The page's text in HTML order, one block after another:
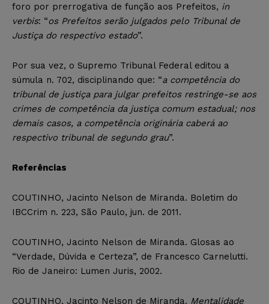
foro por prerrogativa de função aos Prefeitos, in
verbis: “os Prefeitos serão julgados pelo Tribunal de
Justiça do respectivo estado”.
Por sua vez, o Supremo Tribunal Federal editou a
súmula n. 702, disciplinando que: “a competência do
tribunal de justiça para julgar prefeitos restringe-se aos
crimes de competência da justiça comum estadual; nos
demais casos, a competência originária caberá ao
respectivo tribunal de segundo grau”.
Referências
COUTINHO, Jacinto Nelson de Miranda. Boletim do
IBCCrim n. 223, São Paulo, jun. de 2011.
COUTINHO, Jacinto Nelson de Miranda. Glosas ao
“Verdade, Dúvida e Certeza”, de Francesco Carnelutti.
Rio de Janeiro: Lumen Juris, 2002.
COUTINHO, Jacinto Nelson de Miranda. Mentalidade